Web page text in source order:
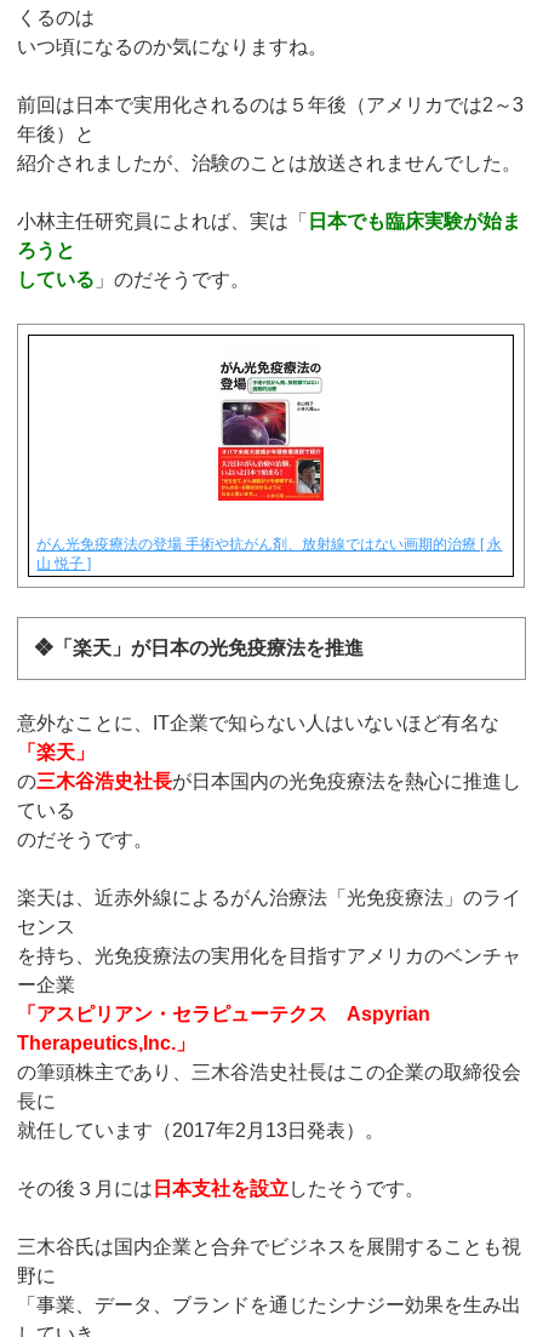
くるのは
いつ頃になるのか気になりますね。
前回は日本で実用化されるのは５年後（アメリカでは2～3
年後）と
紹介されましたが、治験のことは放送されませんでした。
小林主任研究員によれば、実は「 日本でも臨床実験が始ま
ろうと
している 」のだそうです。
がん光免疫療法の登場 手術や抗がん剤、放射線ではない画期的治療 [ 永
山 悦子 ]
❖「楽天」が日本の光免疫療法を推進
意外なことに、IT企業で知らない人はいないほど有名な
「楽天」
の三木谷浩史社長が日本国内の光免疫療法を熱心に推進し
ている
のだそうです。
楽天は、近赤外線によるがん治療法「光免疫療法」のライ
センス
を持ち、光免疫療法の実用化を目指すアメリカのベンチャ
ー企業
「アスピリアン・セラピューテクス Aspyrian
Therapeutics,Inc.」
の筆頭株主であり、三木谷浩史社長はこの企業の取締役会
長に
就任しています（2017年2月13日発表）。
その後３月には 日本支社を設立 したそうです。
三木谷氏は国内企業と合弁でビジネスを展開することも視
野に
「事業、データ、ブランドを通じたシナジー効果を生み出